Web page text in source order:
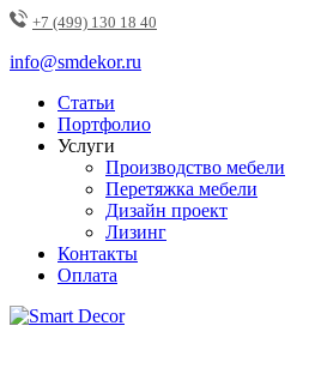
+7 (499) 130 18 40
info@smdekor.ru
Статьи
Портфолио
Услуги
Производство мебели
Перетяжка мебели
Дизайн проект
Лизинг
Контакты
Оплата